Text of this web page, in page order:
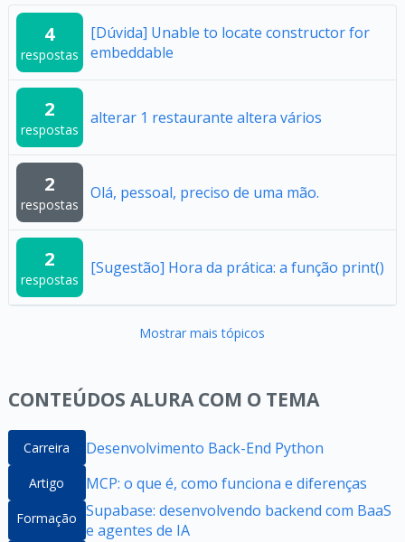
4
respostas
[Dúvida] Unable to locate constructor for
embeddable
2
respostas
alterar 1 restaurante altera vários
2
respostas
Olá, pessoal, preciso de uma mão.
2
respostas
[Sugestão] Hora da prática: a função print()
Mostrar mais tópicos
CONTEÚDOS ALURA COM O TEMA
Carreira Desenvolvimento Back-End Python
Artigo MCP: o que é, como funciona e diferenças
Formação Supabase: desenvolvendo backend com BaaS
e agentes de IA